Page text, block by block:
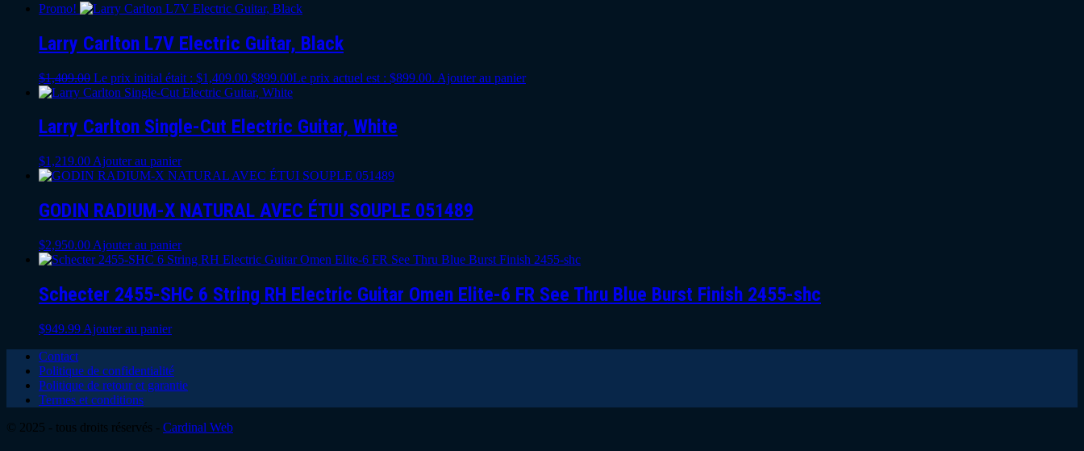
Promo!
Larry Carlton L7V Electric Guitar, Black
$1,409.00 Le prix initial était : $1,409.00.$899.00Le prix actuel est : $899.00. Ajouter au panier
Larry Carlton Single-Cut Electric Guitar, White
$1,219.00 Ajouter au panier
GODIN RADIUM-X NATURAL AVEC ÉTUI SOUPLE 051489
$2,950.00 Ajouter au panier
Schecter 2455-SHC 6 String RH Electric Guitar Omen Elite-6 FR See Thru Blue Burst Finish 2455-shc
$949.99 Ajouter au panier
Contact
Politique de confidentialité
Politique de retour et garantie
Termes et conditions
© 2025 - tous droits réservés - Cardinal Web